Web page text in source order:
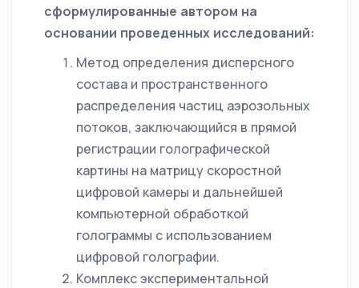
сформулированные автором на
основании проведенных исследований:
Метод определения дисперсного
состава и пространственного
распределения частиц аэрозольных
потоков, заключающийся в прямой
регистрации голографической
картины на матрицу скоростной
цифровой камеры и дальнейшей
компьютерной обработкой
голограммы с использованием
цифровой голографии.
Комплекс экспериментальной